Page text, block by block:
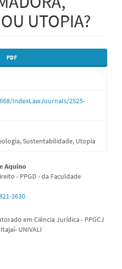
UTOPIA?
PDF
IndexLawJournals/2525-
Sustentabilidade, Utopia
Aquino
- PPGD - da Faculdade
3630
em Ciência Jurídica - PPGCJ
UNIVALI